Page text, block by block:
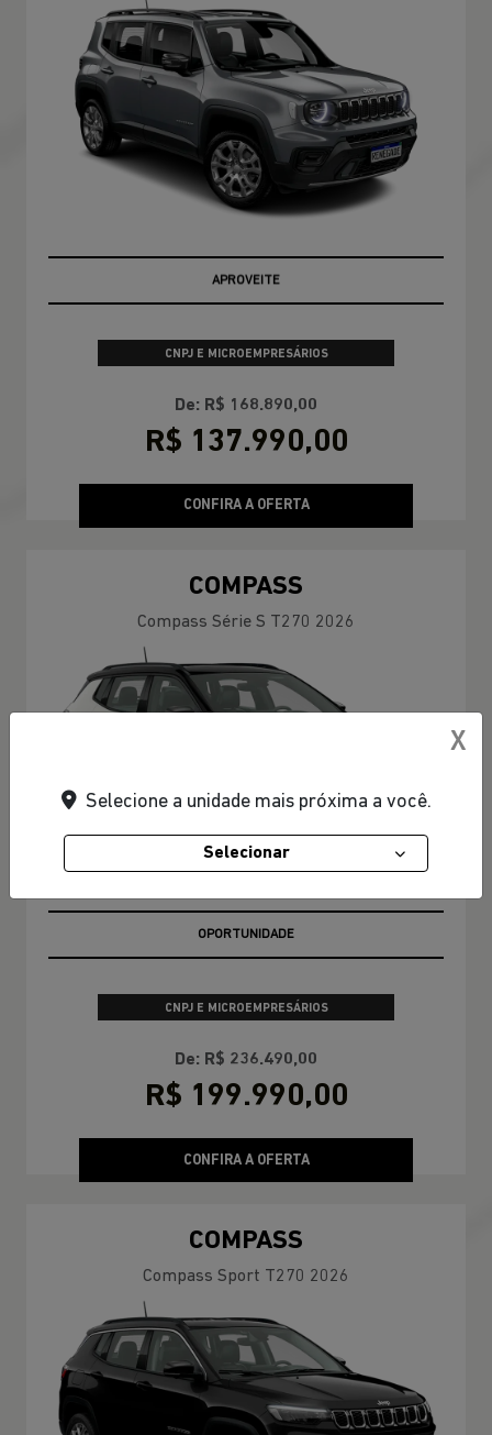
OPORTUNIDADE
CNPJ E MICROEMPRESÁRIOS
De: R$ 168.890,00
R$ 137.990,00
CONFIRA A OFERTA
COMPASS
Compass Série S T270 2026
OPORTUNIDADE
CNPJ E MICROEMPRESÁRIOS
De: R$ 236.490,00
R$ 199.990,00
CONFIRA A OFERTA
COMPASS
Compass Sport T270 2026
X
Selecione a unidade mais próxima a você.
Selecionar